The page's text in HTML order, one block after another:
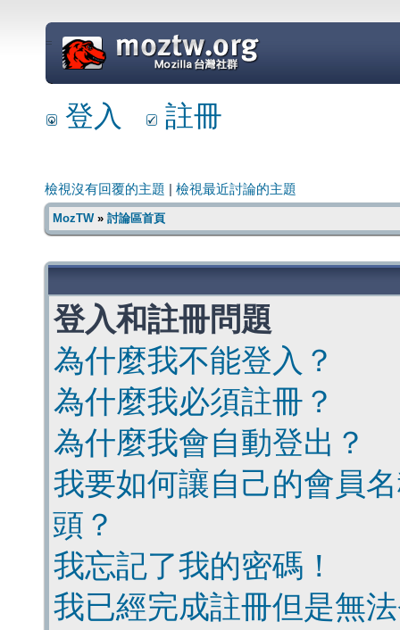
=
登入 註冊
檢視沒有回覆的主題 檢視最近討論的主題
MozTW» 討論區首頁
登入和註冊問題
為什麼我不能登入？
為什麼我必須註冊？
為什麼我會自動登出？
我要如何讓自己的會員
頭？
我忘記了我的密碼！
我已經完成註冊但是無